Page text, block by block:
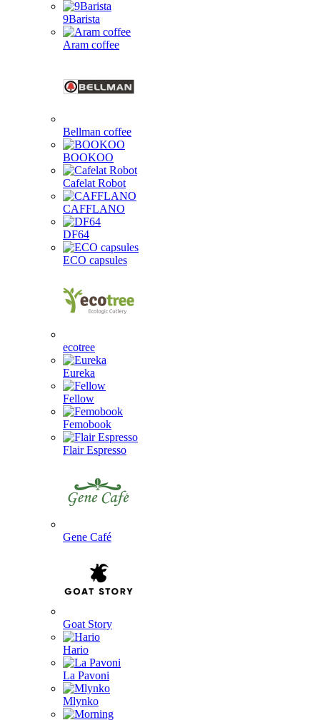
9Barista
Aram coffee
Bellman coffee
BOOKOO
Cafelat Robot
CAFFLANO
DF64
ECO capsules
ecotree
Eureka
Fellow
Femobook
Flair Espresso
Gene Café
Goat Story
Hario
La Pavoni
Mlynko